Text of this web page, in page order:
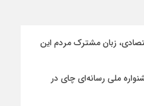
زبان مشترک مردم این
ملی رسانه‌ای چای در